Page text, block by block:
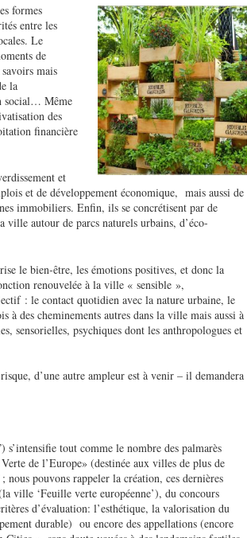
formes
entre les
Le
de
mais
la
social… Même
des
financière
et
et de développement économique, mais aussi de
immobiliers. Enfin, ils se concrétisent par de
ville autour de parcs naturels urbains, d’éco-
le bien-être, les émotions positives, et donc la
renouvelée à la ville « sensible »,
: le contact quotidien avec la nature urbaine, le
des cheminements autres dans la ville mais aussi à
sensorielles, psychiques dont les anthropologues et
d’une autre ampleur est à venir – il demandera
s’intensifie tout comme le nombre des palmarès
de l’Europe» (destinée aux villes de plus de
pouvons rappeler la création, ces dernières
ville ‘Feuille verte européenne’), du concours
d’évaluation: l’esthétique, la valorisation du
durable) ou encore des appellations (encore